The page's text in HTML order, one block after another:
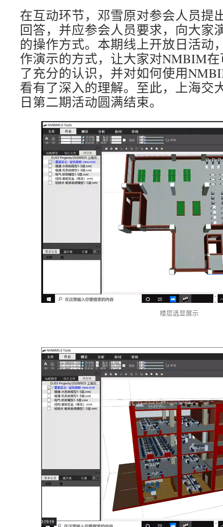
在互动环节，邓雪原对参会人员提
回答，并应参会人员要求，向大家
的操作方式。本期线上开放日活动
作演示的方式，让大家对NMBIM
了充分的认识，并对如何使用
看有了深入的理解。至此，上海交
日第二期活动圆满结束。
楼层选显展示